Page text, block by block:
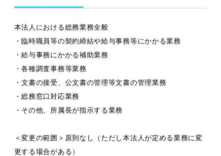
本法人における総務業務全般
・臨時職員等の契約締結や給与事務等にかかる業務
・給与事務にかかる補助業務
・各種調査事務等業務
・文書の接受、公文書の管理等文書の管理業務
・総務窓口対応業務
・その他、所属長が指示する業務
＜変更の範囲＞原則なし（ただし本法人が定める業務に変
更する場合がある）